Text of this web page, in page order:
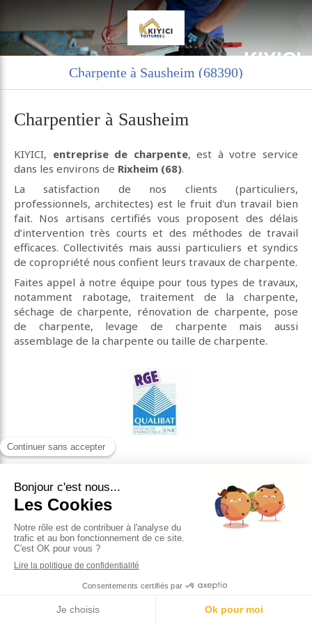
KIYICI
Charpente couverture zinguerie à Rixheim
Charpente à Sausheim (68390)
Charpentier à Sausheim
KIYICI, entreprise de charpente, est à votre service
dans les environs de Rixheim (68).
La satisfaction de nos clients (particuliers,
professionnels, architectes) est le fruit d'un travail bien
fait. Nos artisans certifiés vous proposent des délais
d’intervention très courts et des méthodes de travail
efficaces. Collectivités mais aussi particuliers et syndics
de copropriété nous confient leurs travaux de charpente.
Faites appel à notre équipe pour tous types de travaux,
notamment rabotage, traitement de la charpente,
séchage de charpente, rénovation de charpente, pose
de charpente, levage de charpente mais aussi
assemblage de la charpente ou taille de charpente.